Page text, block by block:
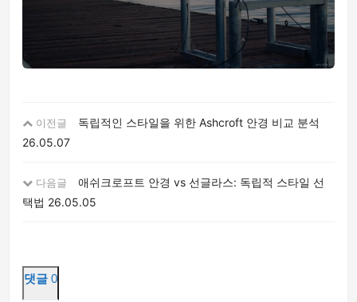
이전글
독립적인 스타일을 위한 Ashcroft 안경 비교 분석
26.05.07
다음글
애쉬크로프트 안경 vs 선글라스: 독립적 스타일 선
택법 26.05.05
댓글 0